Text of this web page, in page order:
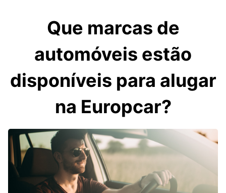
Que marcas de
automóveis estão
disponíveis para alugar
na Europcar?